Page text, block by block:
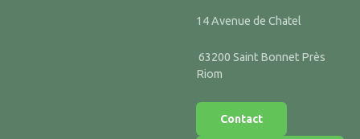
14 Avenue de Chatel
63200 Saint Bonnet Près
Riom
Contact